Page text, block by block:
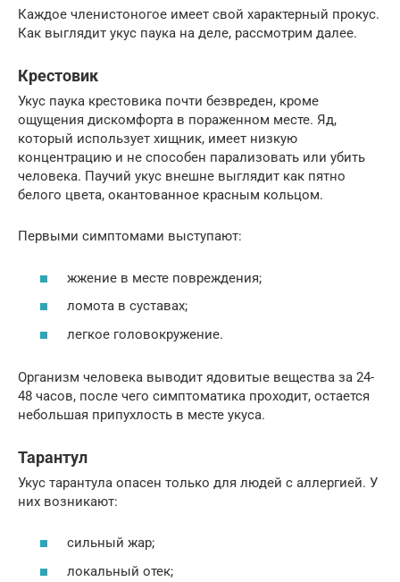
Каждое членистоногое имеет свой характерный прокус.
Как выглядит укус паука на деле, рассмотрим далее.
Крестовик
Укус паука крестовика почти безвреден, кроме
ощущения дискомфорта в пораженном месте. Яд,
который использует хищник, имеет низкую
концентрацию и не способен парализовать или убить
человека. Паучий укус внешне выглядит как пятно
белого цвета, окантованное красным кольцом.
Первыми симптомами выступают:
жжение в месте повреждения;
ломота в суставах;
легкое головокружение.
Организм человека выводит ядовитые вещества за 24-
48 часов, после чего симптоматика проходит, остается
небольшая припухлость в месте укуса.
Тарантул
Укус тарантула опасен только для людей с аллергией. У
них возникают:
сильный жар;
локальный отек;